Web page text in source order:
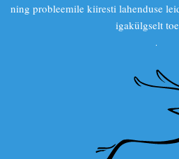
ning probleemile kiiresti lahenduse
igakülgselt
.